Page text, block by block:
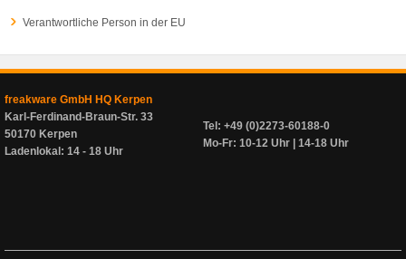
Verantwortliche Person in der EU
freakware GmbH HQ Kerpen
Karl-Ferdinand-Braun-Str. 33
50170 Kerpen
Ladenlokal: 14 - 18 Uhr
Tel: +49 (0)2273-60188-0
Mo-Fr: 10-12 Uhr | 14-18 Uhr